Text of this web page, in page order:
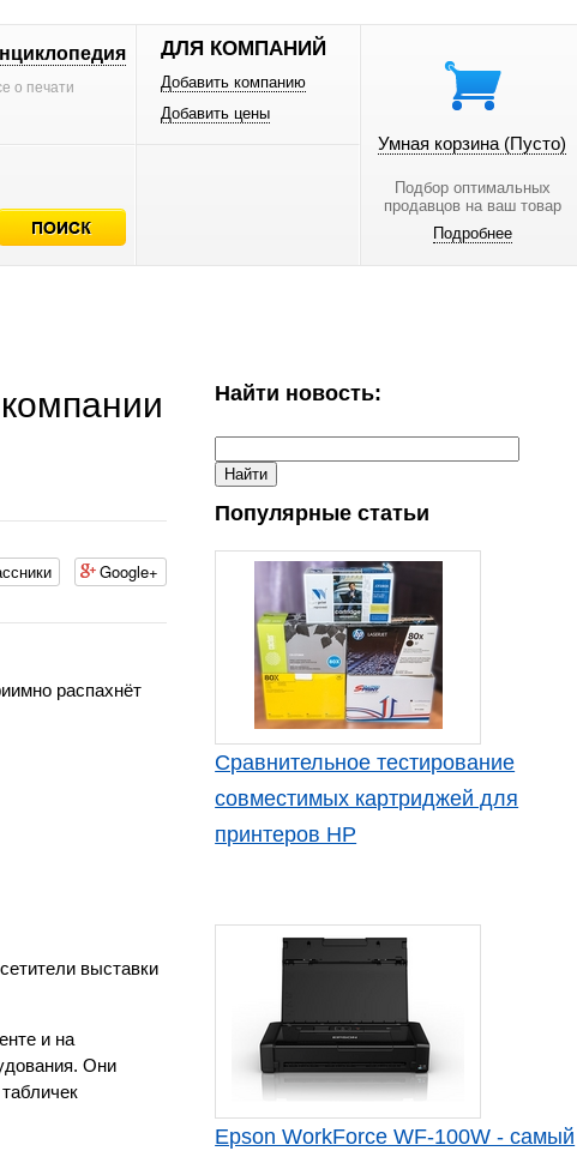
о печати
ДЛЯ КОМПАНИЙ
Добавить компанию
Добавить цены
Умная корзина (Пусто)
Подбор оптимальных
продавцов на ваш товар
Подробнее
Google+
распахнёт
выставки
и на
Они
Найти новость:
Популярные статьи
Сравнительное тестирование
совместимых картриджей для
принтеров HP
Epson WorkForce WF-100W - самый